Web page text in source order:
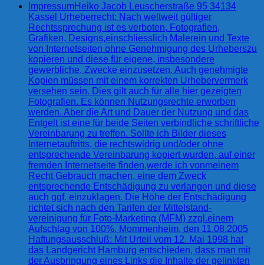
ImpressumHeiko Jacob Leuscherstraße 95 34134
Kassel Urheberrecht: Nach weltweit gültiger
Rechtssprechung ist es verboten, Fotografien,
Grafiken, Designs,einschliesslich Malerein und Texte
von Internetseiten ohne Genehmigung des Urheberszu
kopieren und diese für eigene, insbesondere
gewerbliche, Zwecke einzusetzen. Auch genehmigte
Kopien müssen mit einem korrekten Urhebervermerk
versehen sein. Dies gilt auch für alle hier gezeigten
Fotografien. Es können Nutzungsrechte erworben
werden. Aber die Art und Dauer der Nutzung und das
Entgelt ist eine für beide Seiten verbindliche schriftliche
Vereinbarung zu treffen. Sollte ich Bilder dieses
Internetauftritts, die rechtswidrig und/oder ohne
entsprechende Vereinbarung kopiert wurden, auf einer
fremden Internetseite finden,werde ich vonmeinem
Recht Gebrauch machen, eine dem Zweck
entsprechende Entschädigung zu verlangen und diese
auch ggf. einzuklagen. Die Höhe der Entschädigung
richtet sich nach den Tarifen der Mittelstand-
vereinigung für Foto-Marketing (MFM) zzgl.einem
Aufschlag von 100%. Mommenheim, den 11.08.2005
Haftungsausschluß: Mit Urteil vom 12. Mai 1998 hat
das Landgericht Hamburg entschieden, dass man mit
der Ausbringung eines Links die Inhalte der gelinkten